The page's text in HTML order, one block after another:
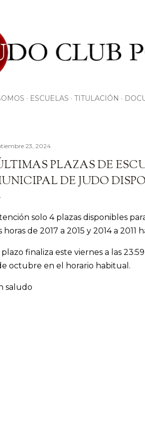
ESCUELAS TITULACIÓN
23, 2024
PLAZAS DE
DE JUDO
solo 4 plazas disponibles
horas de 2017 a 2015 y 2014 a
plazo finaliza este viernes a las
octubre en el horario habitual.
saludo